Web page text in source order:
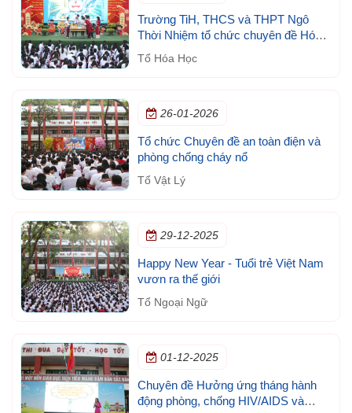
Trường TiH, THCS và THPT Ngô
Thời Nhiệm tổ chức chuyên đề Hóa
học trong đời sống
Tổ Hóa Học
26-01-2026
Tổ chức Chuyên đề an toàn điện và
phòng chống cháy nổ
Tổ Vật Lý
29-12-2025
Happy New Year - Tuổi trẻ Việt Nam
vươn ra thế giới
Tổ Ngoại Ngữ
01-12-2025
Chuyên đề Hưởng ứng tháng hành
động phòng, chống HIV/AIDS và